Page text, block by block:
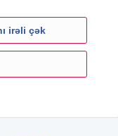
irəli çək